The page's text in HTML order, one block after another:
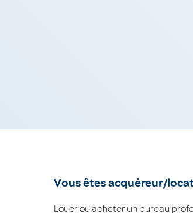
Vous êtes acquéreur/
Louer ou acheter un bureau